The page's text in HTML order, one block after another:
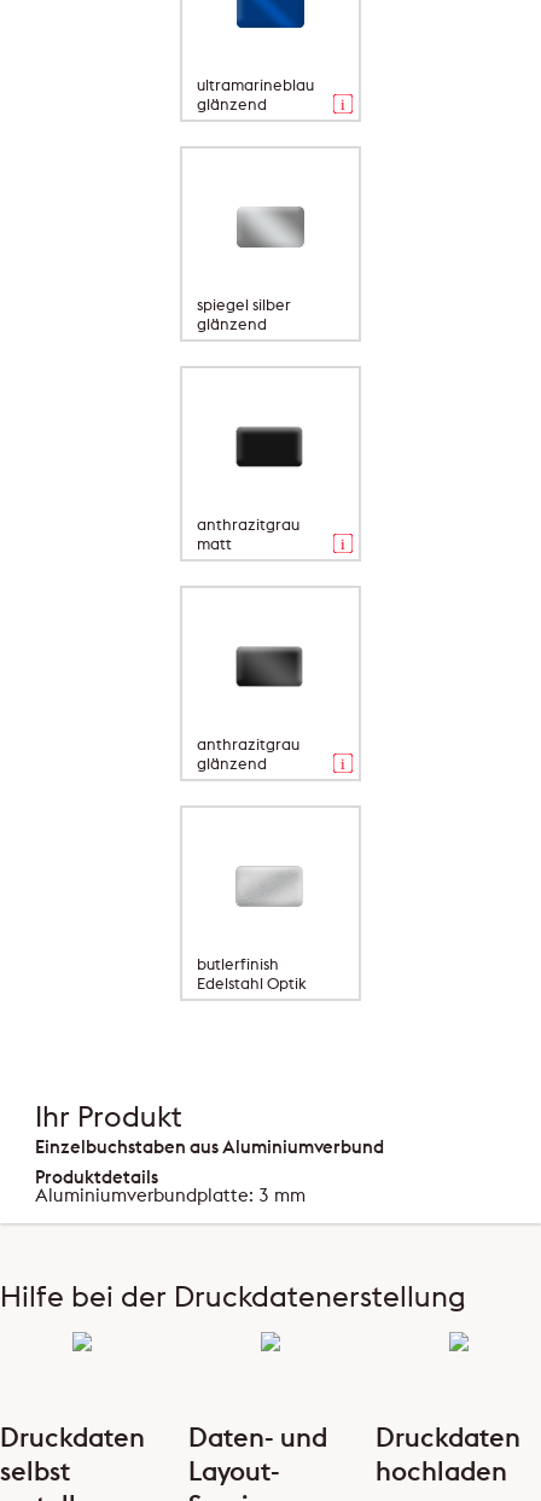
ultramarineblau
glänzend
spiegel silber
glänzend
anthrazitgrau
matt
anthrazitgrau
glänzend
butlerfinish
Edelstahl Optik
Ihr Produkt
Einzelbuchstaben aus Aluminiumverbund
Produktdetails
Aluminiumverbundplatte: 3 mm
Hilfe bei der Druckdatenerstellung
Druckdaten
selbst
Daten- und
Layout-
Druckdaten
hochladen